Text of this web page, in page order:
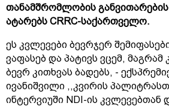
თანამშრომლობის განვითარების
ატარებს CRRC-საქართველო.
ეს კვლევები ბევრჯერ
ვაფასებ და პატივს ვცემ, მაგრამ
ბევრ კითხვას ბადებს, -
ივანიშვილი ,,კვირის
ინტერვიუში NDI-ის კვლევებთან